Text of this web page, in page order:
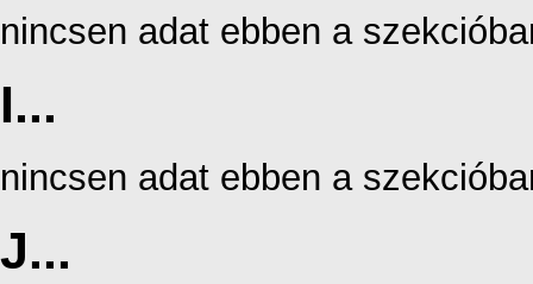
nincsen adat ebben a
I...
nincsen adat ebben a
J...